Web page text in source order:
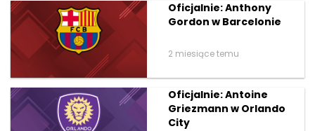
Oficjalnie: Anthony
Gordon w Barcelonie
2 miesiące temu
Oficjalnie: Antoine
Griezmann w Orlando
City